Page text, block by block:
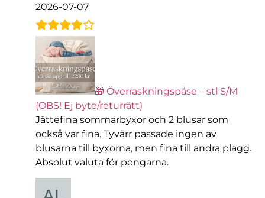
2026-07-07
🎁 Överraskningspåse – stl S/M
(OBS! Ej byte/returrätt)
Jättefina sommarbyxor och 2 blusar som
också var fina. Tyvärr passade ingen av
blusarna till byxorna, men fina till andra plagg.
Absolut valuta för pengarna.